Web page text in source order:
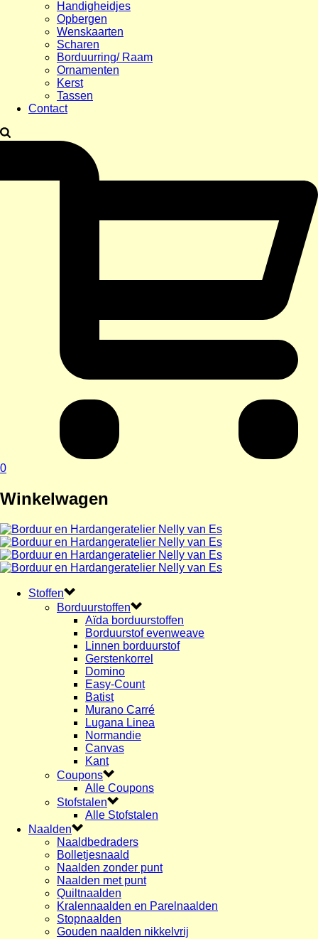
Handigheidjes
Opbergen
Wenskaarten
Scharen
Borduurring/ Raam
Ornamenten
Kerst
Tassen
Contact
0
Winkelwagen
Stoffen
Borduurstoffen
Aïda borduurstoffen
Borduurstof evenweave
Linnen borduurstof
Gerstenkorrel
Domino
Easy-Count
Batist
Murano Carré
Lugana Linea
Normandie
Canvas
Kant
Coupons
Alle Coupons
Stofstalen
Alle Stofstalen
Naalden
Naaldbedraders
Bolletjesnaald
Naalden zonder punt
Naalden met punt
Quiltnaalden
Kralennaalden en Parelnaalden
Stopnaalden
Gouden naalden nikkelvrij